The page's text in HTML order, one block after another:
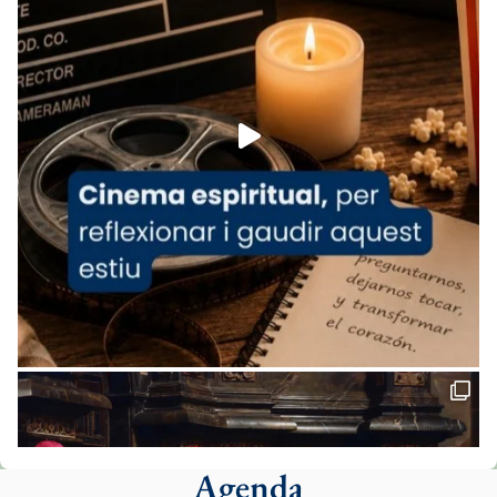
07/carmina-historia-depresion-papa-viaje-
espana-testimoni...
Foto
View on Facebook · Share
Arquebisbat de Barcelona
2 weeks ago
«Avui les santes Juliana i Semproniana ens
ajuden a alçar la mirada»
Mons. Sergi Gordo, bisbe de Tortosa, ha
presidit aquest 27 de juliol la missa de Les
Santes de Mataró.
🔗tinyurl.com/cvu5jmbk
📸 J. Merino
Agenda